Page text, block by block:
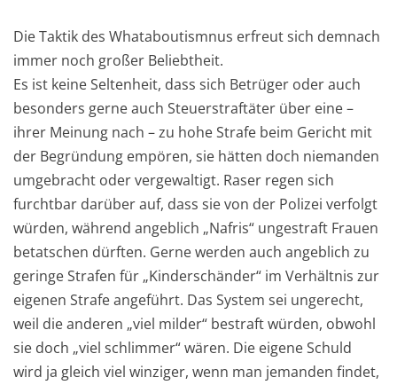
Die Taktik des Whataboutismnus erfreut sich demnach
immer noch großer Beliebtheit.
Es ist keine Seltenheit, dass sich Betrüger oder auch
besonders gerne auch Steuerstraftäter über eine –
ihrer Meinung nach – zu hohe Strafe beim Gericht mit
der Begründung empören, sie hätten doch niemanden
umgebracht oder vergewaltigt. Raser regen sich
furchtbar darüber auf, dass sie von der Polizei verfolgt
würden, während angeblich „Nafris“ ungestraft Frauen
betatschen dürften. Gerne werden auch angeblich zu
geringe Strafen für „Kinderschänder“ im Verhältnis zur
eigenen Strafe angeführt. Das System sei ungerecht,
weil die anderen „viel milder“ bestraft würden, obwohl
sie doch „viel schlimmer“ wären. Die eigene Schuld
wird ja gleich viel winziger, wenn man jemanden findet,